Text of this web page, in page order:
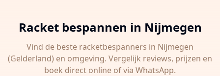
Racket bespannen in Nijmegen
Vind de beste racketbespanners in Nijmegen
(Gelderland) en omgeving. Vergelijk reviews, prijzen en
boek direct online of via WhatsApp.